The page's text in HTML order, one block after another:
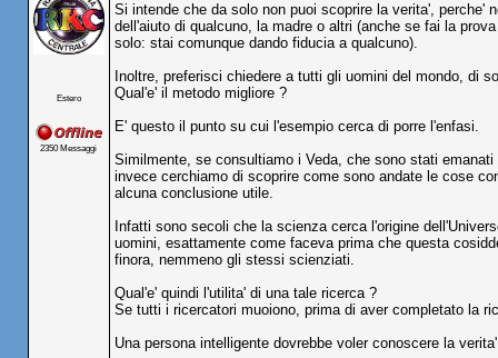
Estero
2350 Messaggi
Si intende che da solo non puoi scoprire la verita', perche'
dell'aiuto di qualcuno, la madre o altri (anche se fai la
solo: stai comunque dando fiducia a qualcuno).
Inoltre, preferisci chiedere a tutti gli uomini del mondo, di
Qual'e' il metodo migliore ?
E' questo il punto su cui l'esempio cerca di porre l'enfasi.
Similmente, se consultiamo i Veda, che sono stati
invece cerchiamo di scoprire come sono andate le cose
alcuna conclusione utile.
Infatti sono secoli che la scienza cerca l'origine
uomini, esattamente come faceva prima che questa
finora, nemmeno gli stessi scienziati.
Qual'e' quindi l'utilita' di una tale ricerca ?
Se tutti i ricercatori muoiono, prima di aver completato la
Una persona intelligente dovrebbe voler conoscere la